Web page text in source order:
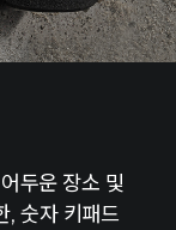
두운 장소 및
, 숫자 키패드